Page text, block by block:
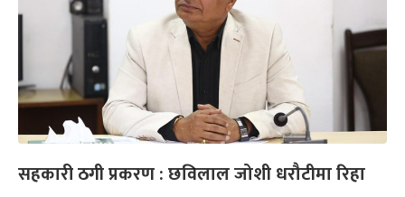
सहकारी ठगी प्रकरण : छविलाल जोशी धरौटीमा रिहा